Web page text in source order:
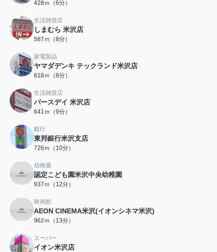
428ｍ（6分）
生活雑貨店
しまむら 米沢店
587ｍ（8分）
家電製品
ヤマダデンキ テックランド米沢店
618ｍ（8分）
生活雑貨店
バースデイ 米沢店
641ｍ（9分）
銀行
東邦銀行米沢支店
726ｍ（10分）
幼稚園
認定こども園米沢中央幼稚園
937ｍ（12分）
映画館
AEON CINEMA米沢(イオンシネマ米沢)
962ｍ（13分）
スーパー
イオン米沢店